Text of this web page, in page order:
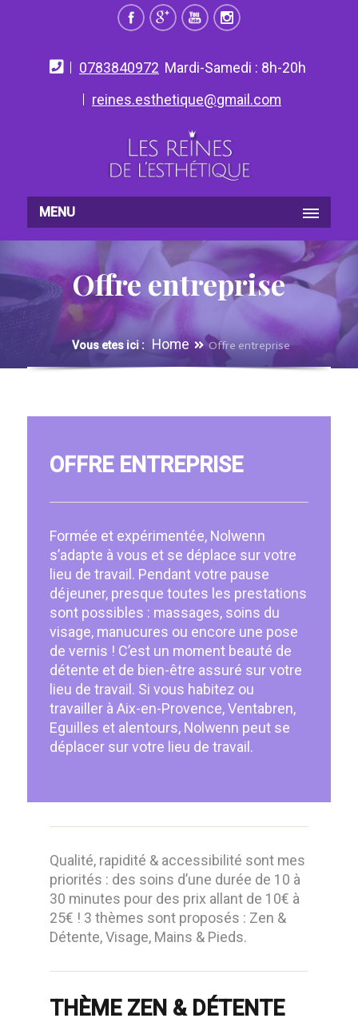
0783840972 Mardi-Samedi : 8h-20h
reines.esthetique@gmail.com
MENU
Offre entreprise
Vous etes ici : Home Offre entreprise
OFFRE ENTREPRISE
Formée et expérimentée, Nolwenn
s’adapte à vous et se déplace sur votre
lieu de travail. Pendant votre pause
déjeuner, presque toutes les prestations
sont possibles : massages, soins du
visage, manucures ou encore une pose
de vernis ! C’est un moment beauté de
détente et de bien-être assuré sur votre
lieu de travail. Si vous habitez ou
travailler à Aix-en-Provence, Ventabren,
Eguilles et alentours, Nolwenn peut se
déplacer sur votre lieu de travail.
Qualité, rapidité & accessibilité sont mes
priorités : des soins d’une durée de 10 à
30 minutes pour des prix allant de 10€ à
25€ ! 3 thèmes sont proposés : Zen &
Détente, Visage, Mains & Pieds.
THÈME ZEN & DÉTENTE